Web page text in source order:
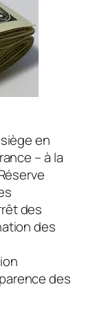
en
– à la
des
des
des